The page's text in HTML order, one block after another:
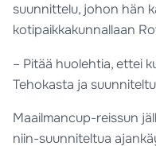
suunnittelu, johon hän
kotipaikkakunnallaan
– Pitää huolehtia, ettei
Tehokasta ja
Maailmancup-reissun
niin-suunniteltua